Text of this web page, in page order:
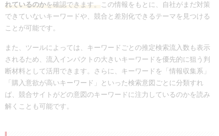
れているのかを確認できます。
この情報をもとに、自社がまだ対策
できていないキーワードや、競合と差別化できるテーマを見つける
ことが可能です。
また、ツールによっては、キーワードごとの推定検索流入数も表示
されるため、流入インパクトの大きいキーワードを優先的に狙う判
断材料として活用できます。さらに、キーワードを「情報収集系」
「購入意欲が高いキーワード」といった検索意図ごとに分類すれ
ば、競合サイトがどの意図のキーワードに注力しているのかを読み
解くことも可能です。